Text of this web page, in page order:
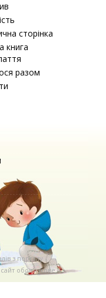
сторінка
книга
разом
з порталу
обов'язкове. .